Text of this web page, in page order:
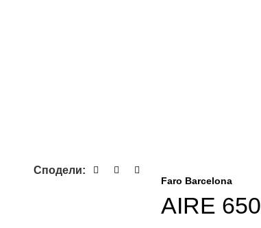
Сподели:
Faro Barcelona
AIRE 650